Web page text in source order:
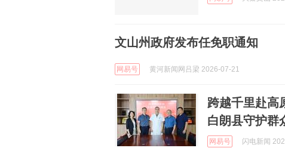
文山州政府发布任免职通知
网易号 黄河新闻网吕梁 2026-07-21
跨越千里赴高
白朗县守护群
网易号 闪电新闻